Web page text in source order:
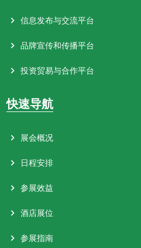
信息发布与交流平台
品牌宣传和传播平台
投资贸易与合作平台
快速导航
展会概况
日程安排
参展效益
酒店展位
参展指南